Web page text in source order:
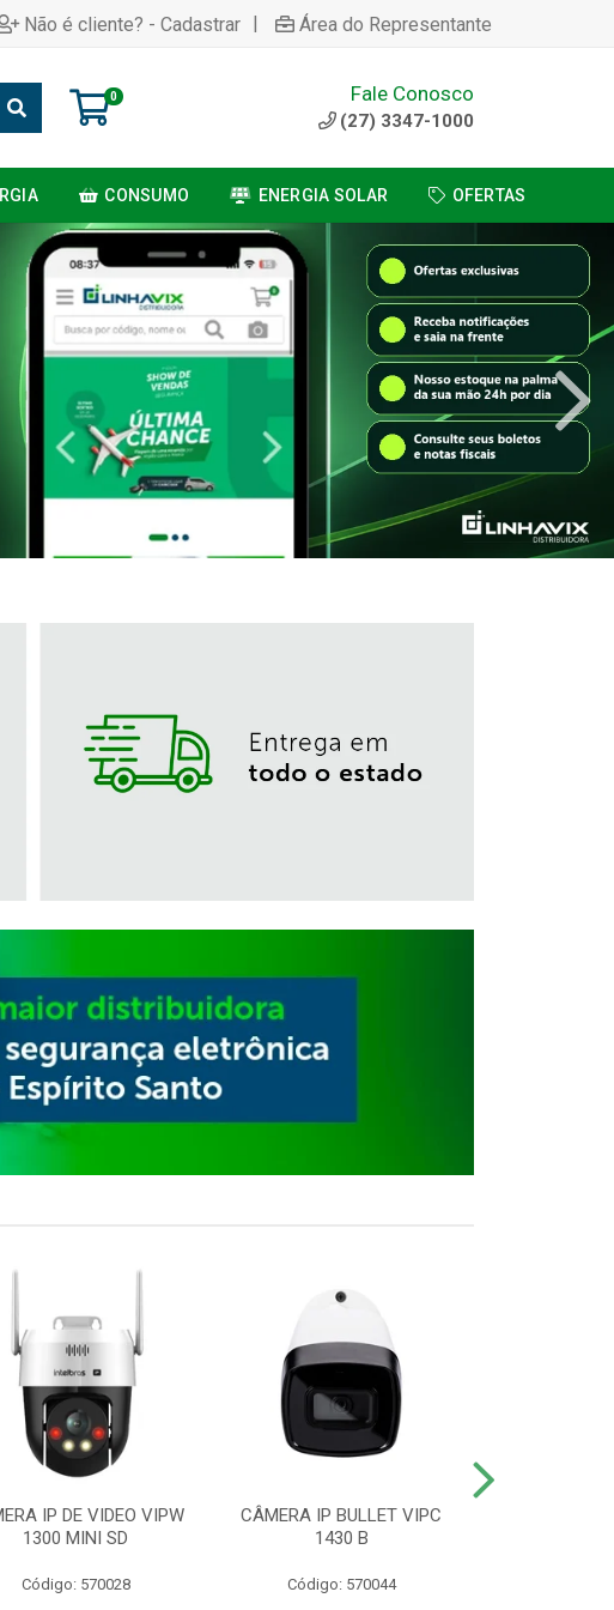
Não é cliente? - Cadastrar | Área do Representante
0 Fale Conosco
(27) 3347-1000
CONSUMO ENERGIA SOLAR OFERTAS
IP DE VIDEO VIPW
1300 MINI SD
Código: 570028
CÂMERA IP BULLET VIPC
1430 B
Código: 570044